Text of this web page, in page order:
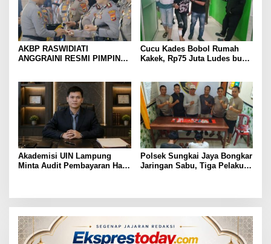
AKBP RASWIDIATI
ANGGRAINI RESMI PIMPIN
KAMTIBMAS DAN
PELAYANAN PRESISI
Cucu Kades Bobol Rumah
Kakek, Rp75 Juta Ludes buat
Akademisi UIN Lampung
Minta Audit Pembayaran Hak
Polsek Sungkai Jaya Bongkar
Jaringan Sabu, Tiga Pelaku